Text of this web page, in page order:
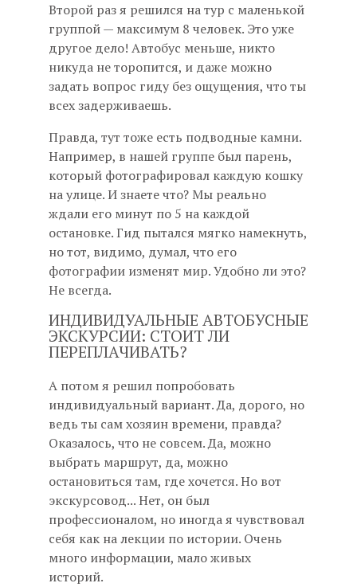
Второй раз я решился на тур с маленькой
группой — максимум 8 человек. Это уже
другое дело! Автобус меньше, никто
никуда не торопится, и даже можно
задать вопрос гиду без ощущения, что ты
всех задерживаешь.
Правда, тут тоже есть подводные камни.
Например, в нашей группе был парень,
который фотографировал каждую кошку
на улице. И знаете что? Мы реально
ждали его минут по 5 на каждой
остановке. Гид пытался мягко намекнуть,
но тот, видимо, думал, что его
фотографии изменят мир. Удобно ли это?
Не всегда.
ИНДИВИДУАЛЬНЫЕ АВТОБУСНЫЕ
ЭКСКУРСИИ: СТОИТ ЛИ
ПЕРЕПЛАЧИВАТЬ?
А потом я решил попробовать
индивидуальный вариант. Да, дорого, но
ведь ты сам хозяин времени, правда?
Оказалось, что не совсем. Да, можно
выбрать маршрут, да, можно
остановиться там, где хочется. Но вот
экскурсовод... Нет, он был
профессионалом, но иногда я чувствовал
себя как на лекции по истории. Очень
много информации, мало живых
историй.